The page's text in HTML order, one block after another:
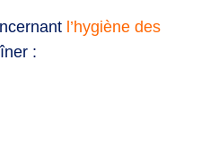
l’hygiène des
: